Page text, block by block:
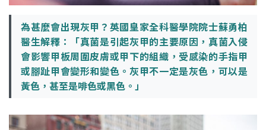
為甚麼會出現灰甲？英國皇家全科醫學院院士蘇勇柏
醫生解釋：「真菌是引起灰甲的主要原因，真菌入侵
會影響甲板周圍皮膚或甲下的組織，受感染的手指甲
或腳趾甲會變形和變色。灰甲不一定是灰色，可以是
黃色，甚至是啡色或黑色。」